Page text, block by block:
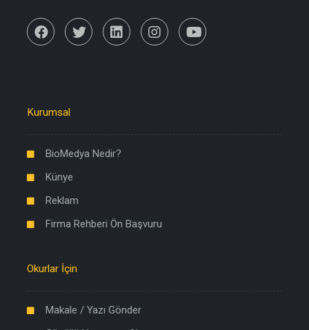
Kurumsal
BioMedya Nedir?
Künye
Reklam
Firma Rehberi Ön Başvuru
Okurlar İçin
Makale / Yazı Gönder